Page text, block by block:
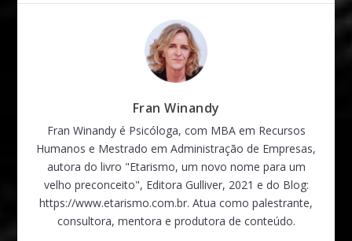
Fran Winandy
Fran Winandy é Psicóloga, com MBA em Recursos
Humanos e Mestrado em Administração de Empresas,
autora do livro "Etarismo, um novo nome para um
velho preconceito", Editora Gulliver, 2021 e do Blog:
https://www.etarismo.com.br. Atua como palestrante,
consultora, mentora e produtora de conteúdo.